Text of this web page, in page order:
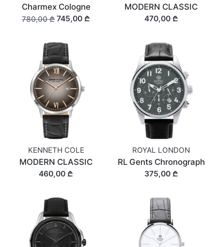
Charmex Cologne
780,00 ₾ 745,00 ₾
MODERN CLASSIC
470,00 ₾
KENNETH COLE
MODERN CLASSIC
460,00 ₾
ROYAL LONDON
RL Gents Chronograph
375,00 ₾